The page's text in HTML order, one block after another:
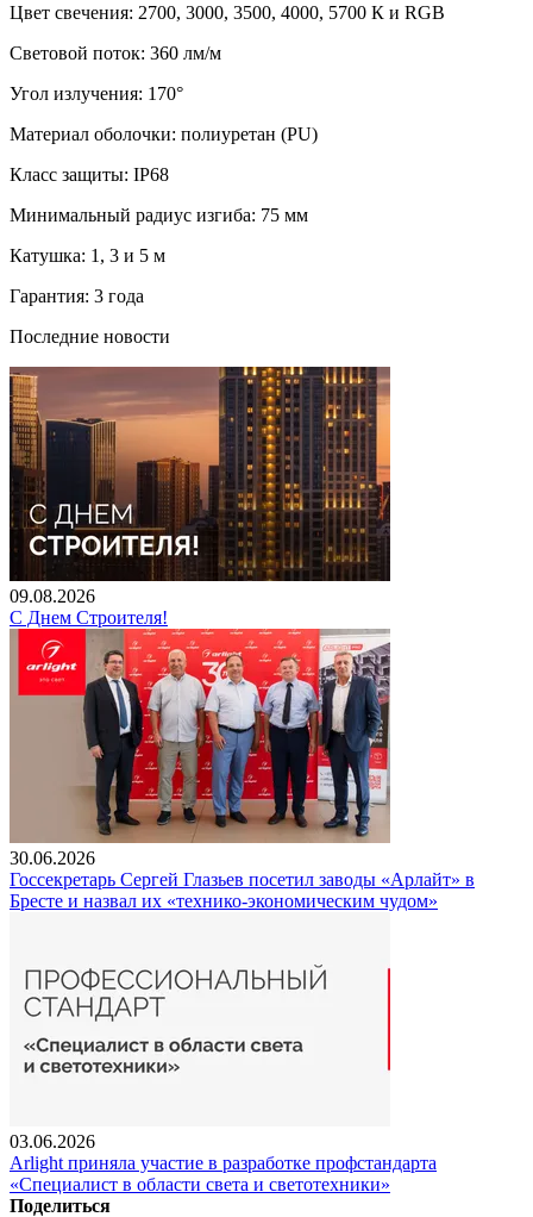
Цвет свечения: 2700, 3000, 3500, 4000, 5700 К и RGB
Световой поток: 360 лм/м
Угол излучения: 170°
Материал оболочки: полиуретан (PU)
Класс защиты: IP68
Минимальный радиус изгиба: 75 мм
Катушка: 1, 3 и 5 м
Гарантия: 3 года
Последние новости
09.08.2026
С Днем Строителя!
30.06.2026
Госсекретарь Сергей Глазьев посетил заводы «Арлайт» в
Бресте и назвал их «технико-экономическим чудом»
03.06.2026
Arlight приняла участие в разработке профстандарта
«Специалист в области света и светотехники»
Поделиться